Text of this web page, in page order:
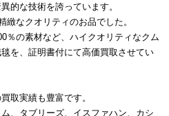
的な技術を誇っています。
なクオリティのお品でした。
％の素材など、ハイクオリティなクム
を、証明書付にて高価買取させてい
取実績も豊富です。
、タブリーズ、イスファハン、カシ